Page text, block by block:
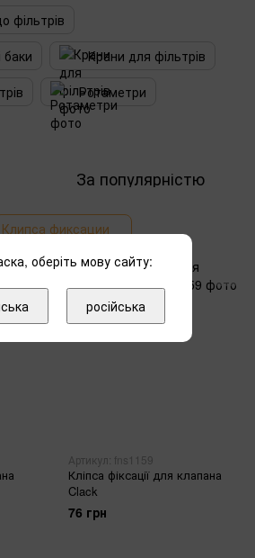
фільтрів
баки
Крани для фільтрів
Ротаметри
За популярністю
Клипса фиксации
Артикул: fns1159
Кліпса фіксації для клапана
Clack
76 грн
оберіть мову сайту:
російська